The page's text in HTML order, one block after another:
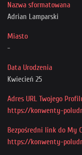
My
Nazwa sformatowana
Adrian Lamparski
Miasto
-
Data Urodzenia
Kwiecień 25
Adres URL Twojego
https://konwenty-
Bezpośredni link do My
https://konwenty-